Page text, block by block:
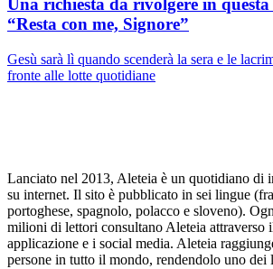
Una richiesta da rivolgere in
“Resta con me, Signore”
Gesù sarà lì quando scenderà la sera e le
fronte alle lotte quotidiane
Lanciato nel 2013, Aleteia è un quotidiano di
su internet. Il sito è pubblicato in sei lingue
portoghese, spagnolo, polacco e sloveno).
milioni di lettori consultano Aleteia attraverso
applicazione e i social media. Aleteia
persone in tutto il mondo, rendendolo uno dei